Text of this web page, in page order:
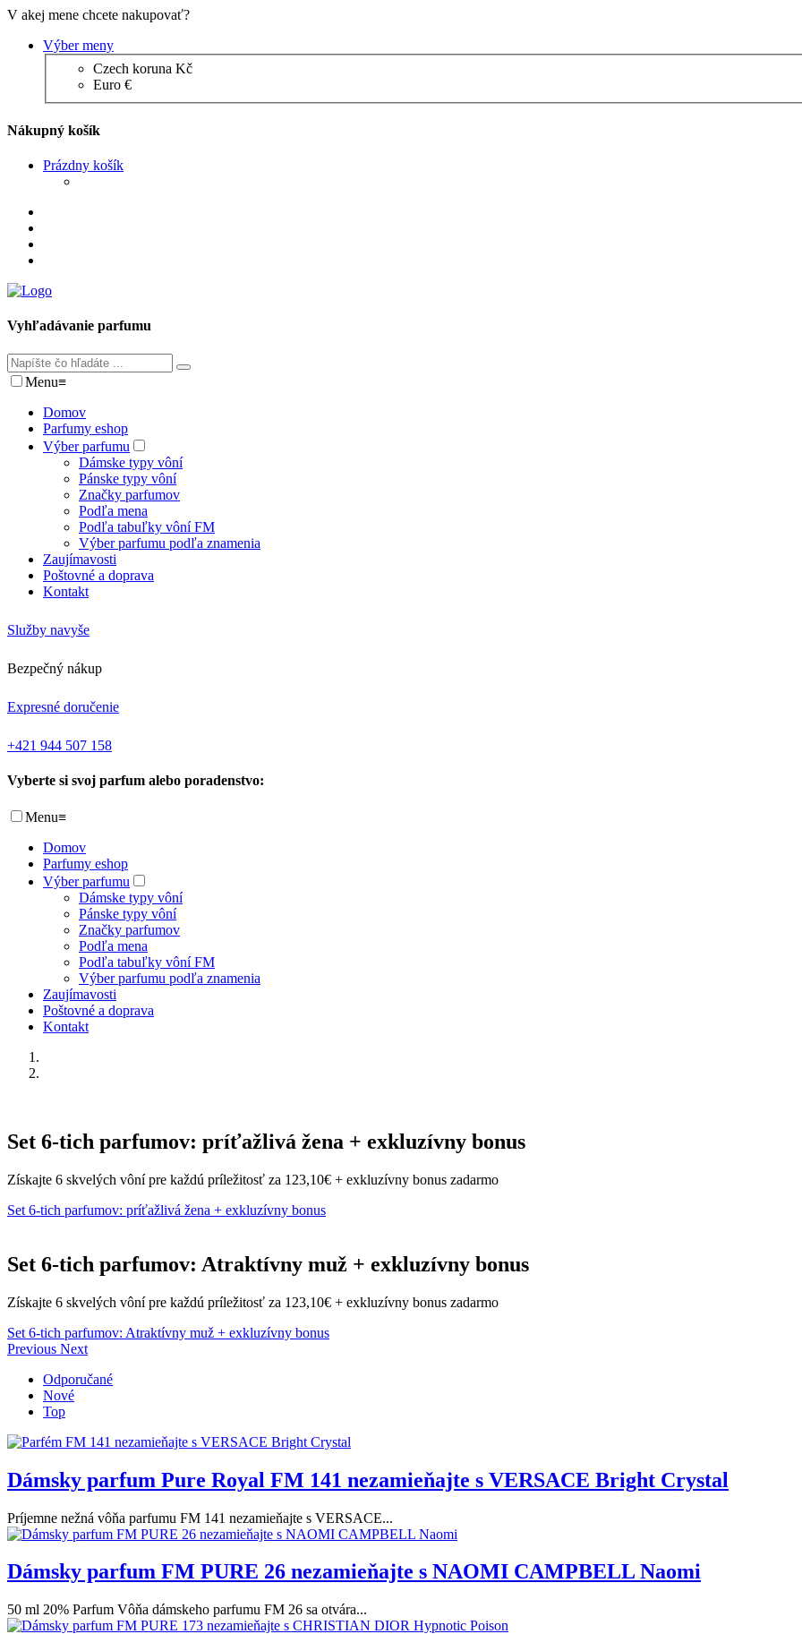
V akej mene chcete nakupovať?
Výber meny
Czech koruna Kč
Euro €
Nákupný košík
Prázdny košík
Vyhľadávanie parfumu
Menu≡
Domov
Parfumy eshop
Výber parfumu
Dámske typy vôní
Pánske typy vôní
Značky parfumov
Podľa mena
Podľa tabuľky vôní FM
Výber parfumu podľa znamenia
Zaujímavosti
Poštovné a doprava
Kontakt
Služby navyše
Bezpečný nákup
Expresné doručenie
+421 944 507 158
Vyberte si svoj parfum alebo poradenstvo:
Menu≡
Domov
Parfumy eshop
Výber parfumu
Dámske typy vôní
Pánske typy vôní
Značky parfumov
Podľa mena
Podľa tabuľky vôní FM
Výber parfumu podľa znamenia
Zaujímavosti
Poštovné a doprava
Kontakt
Set 6-tich parfumov: príťažlivá žena + exkluzívny bonus
Získajte 6 skvelých vôní pre každú príležitosť za 123,10€ + exkluzívny bonus zadarmo
Set 6-tich parfumov: príťažlivá žena + exkluzívny bonus
Set 6-tich parfumov: Atraktívny muž + exkluzívny bonus
Získajte 6 skvelých vôní pre každú príležitosť za 123,10€ + exkluzívny bonus zadarmo
Set 6-tich parfumov: Atraktívny muž + exkluzívny bonus
Previous Next
Odporučané
Nové
Top
Dámsky parfum Pure Royal FM 141 nezamieňajte s VERSACE Bright Crystal
Príjemne nežná vôňa parfumu FM 141 nezamieňajte s VERSACE...
Dámsky parfum FM PURE 26 nezamieňajte s NAOMI CAMPBELL Naomi
50 ml 20% Parfum Vôňa dámskeho parfumu FM 26 sa otvára...